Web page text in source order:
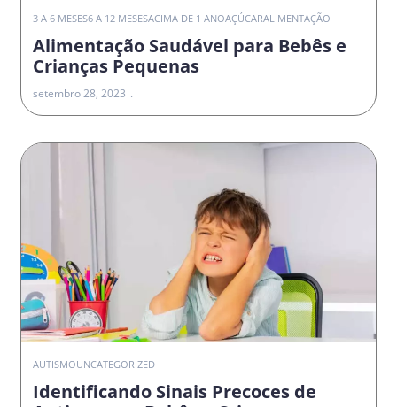
3 A 6 MESES6 A 12 MESESACIMA DE 1 ANOAÇÚCARALIMENTAÇÃO
Alimentação Saudável para Bebês e
Crianças Pequenas
setembro 28, 2023
AUTISMOUNCATEGORIZED
Identificando Sinais Precoces de